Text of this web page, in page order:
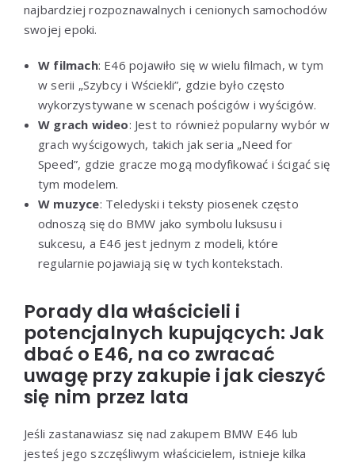
najbardziej rozpoznawalnych i cenionych samochodów
swojej epoki.
W filmach: E46 pojawiło się w wielu filmach, w tym
w serii „Szybcy i Wściekli”, gdzie było często
wykorzystywane w scenach pościgów i wyścigów.
W grach wideo: Jest to również popularny wybór w
grach wyścigowych, takich jak seria „Need for
Speed”, gdzie gracze mogą modyfikować i ścigać się
tym modelem.
W muzyce: Teledyski i teksty piosenek często
odnoszą się do BMW jako symbolu luksusu i
sukcesu, a E46 jest jednym z modeli, które
regularnie pojawiają się w tych kontekstach.
Porady dla właścicieli i
potencjalnych kupujących: Jak
dbać o E46, na co zwracać
uwagę przy zakupie i jak cieszyć
się nim przez lata
Jeśli zastanawiasz się nad zakupem BMW E46 lub
jesteś jego szczęśliwym właścicielem, istnieje kilka